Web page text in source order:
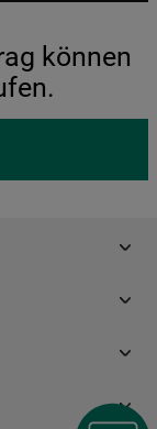
können